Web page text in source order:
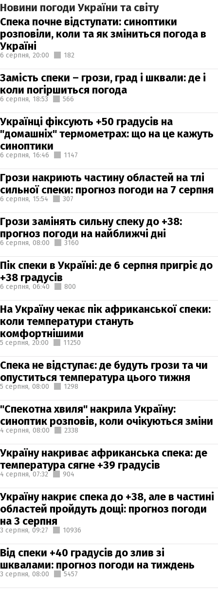
Новини погоди України та світу
Спека почне відступати: синоптики
розповіли, коли та як зміниться погода в
Україні
6 серпня, 20:00 182
Замість спеки – грози, град і шквали: де і
коли погіршиться погода
6 серпня, 18:53 566
Українці фіксують +50 градусів на
"домашніх" термометрах: що на це кажуть
синоптики
6 серпня, 16:46 1147
Грози накриють частину областей на тлі
сильної спеки: прогноз погоди на 7 серпня
6 серпня, 15:54 307
Грози замінять сильну спеку до +38:
прогноз погоди на найближчі дні
6 серпня, 08:00 3160
Пік спеки в Україні: де 6 серпня пригріє до
+38 градусів
6 серпня, 06:40 800
На Україну чекає пік африканської спеки:
коли температури стануть
комфортнішими
5 серпня, 20:00 11250
Спека не відступає: де будуть грози та чи
опуститься температура цього тижня
5 серпня, 08:00 1298
"Спекотна хвиля" накрила Україну:
синоптик розповів, коли очікуються зміни
4 серпня, 08:00 2338
Україну накриває африканська спека: де
температура сягне +39 градусів
4 серпня, 07:32 904
Україну накриє спека до +38, але в частині
областей пройдуть дощі: прогноз погоди
на 3 серпня
3 серпня, 09:27 10936
Від спеки +40 градусів до злив зі
шквалами: прогноз погоди на тиждень
3 серпня, 08:00 5457